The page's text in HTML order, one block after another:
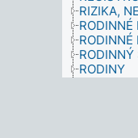
RIZIKA,
RODINNÉ
RODINNÉ
RODINNÝ
RODINY